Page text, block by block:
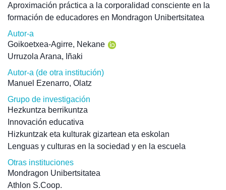
Aproximación práctica a la corporalidad consciente en la
formación de educadores en Mondragon Unibertsitatea
Autor-a
Goikoetxea-Agirre, Nekane
Urruzola Arana, Iñaki
Autor-a (de otra institución)
Manuel Ezenarro, Olatz
Grupo de investigación
Hezkuntza berrikuntza
Innovación educativa
Hizkuntzak eta kulturak gizartean eta eskolan
Lenguas y culturas en la sociedad y en la escuela
Otras instituciones
Mondragon Unibertsitatea
Athlon S.Coop.